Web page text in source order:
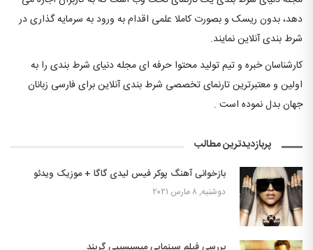
دهد، بدون ریسک و بصورت کاملا علمی اقدام به ورود به سرمایه گذاری در
شرط بندی آنلاین نمایند.
کارشناسان خبره و تیم تولید محتوا حرفه ای مجله دنیای شرط بندی را به
اولین و معتبرترین تارنمای تخصصی شرط بندی آنلاین برای فارسی زبانان
جهان بدل نموده است .
پربازدیدترین مطالب
بازخوانی آهنگ پوکر فیس لیدی گاگا + موزیک ویدئو
دوشنبه, ۸ مارس ۲۰۲۱